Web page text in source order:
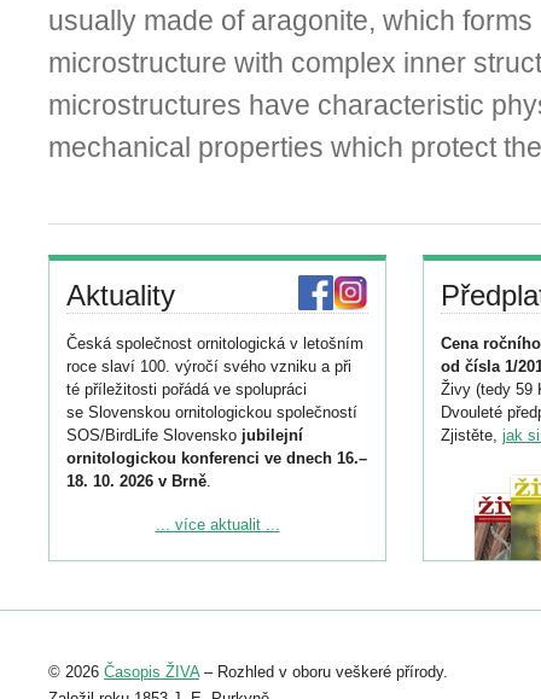
usually made of aragonite, which
microstructure with complex inner
microstructures have characteristic
mechanical properties which protect
Aktuality
Česká společnost ornitologická v letošním
roce slaví 100. výročí svého vzniku a při
té příležitosti pořádá ve spolupráci
se Slovenskou ornitologickou společností
SOS/BirdLife Slovensko jubilejní
ornitologickou konferenci ve dnech 16.–
18. 10. 2026 v Brně.
Podrobnější informace ke konferenci
Registrovat se můžete do 6. září.
abstraktu přihlášené přednášky nebo
... více aktualit ...
Cena
od čísla 1/
Živy (tedy 59
Dvouleté
Zjistěte, jak
© 2026 Časopis ŽIVA– Rozhled v oboru veškeré přírody.